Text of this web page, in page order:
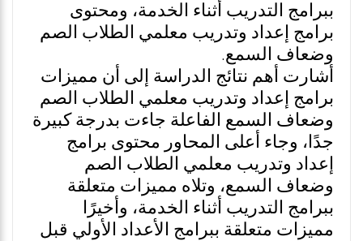
ببرامج التدريب أثناء الخدمة، ومحتوى
برامج إعداد وتدريب معلمي الطلاب الصم
وضعاف السمع.
أشارت أهم نتائج الدراسة إلى أن مميزات
برامج إعداد وتدريب معلمي الطلاب الصم
وضعاف السمع الفاعلة جاءت بدرجة كبيرة
جدًا، وجاء أعلى المحاور محتوى برامج
إعداد وتدريب معلمي الطلاب الصم
وضعاف السمع، وتلاه مميزات متعلقة
ببرامج التدريب أثناء الخدمة، وأخيرًا
مميزات متعلقة ببرامج الأعداد الأولي قبل